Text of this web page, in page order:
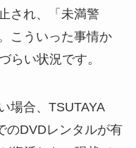
され、「未満警
こういった事情か
らい状況です。
場合、TSUTAYA
のDVDレンタルが有